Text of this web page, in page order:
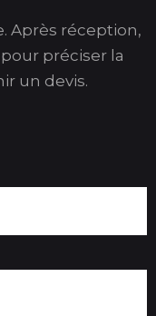
Après réception,
préciser la
un devis.